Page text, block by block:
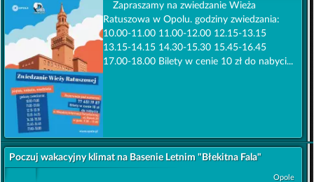
Zapraszamy na zwiedzanie Wieża
Ratuszowa w Opolu. godziny zwiedzania:
10.00-11.00 11.00-12.00 12.15-13.15
13.15-14.15 14.30-15.30 15.45-16.45
17.00-18.00 Bilety w cenie 10 zł do nabyci...
Poczuj wakacyjny klimat na Basenie Letnim "Błekitna Fala"
Opole